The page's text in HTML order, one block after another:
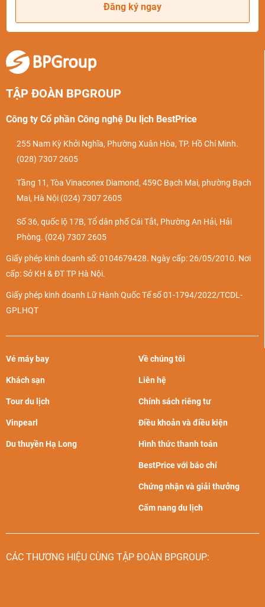
Đăng ký ngay
TẬP ĐOÀN BPGROUP
Công ty Cổ phần Công nghệ Du lịch BestPrice
255 Nam Kỳ Khởi Nghĩa, Phường Xuân Hòa, TP. Hồ Chí Minh.
(028) 7307 2605
Tầng 11, Tòa Vinaconex Diamond, 459C Bạch Mai, phường Bạch
Mai, Hà Nội (024) 7307 2605
Số 36, quốc lộ 17B, Tổ dân phố Cái Tắt, Phường An Hải, Hải
Phòng. (024) 7307 2605
Giấy phép kinh doanh số: 0104679428. Ngày cấp: 26/05/2010. Nơi
cấp: Sở KH & ĐT TP Hà Nội.
Giấy phép kinh doanh Lữ Hành Quốc Tế số 01-1794/2022/TCDL-
GPLHQT
Vé máy bay
Khách sạn
Tour du lịch
Vinpearl
Du thuyền Hạ Long
Về chúng tôi
Liên hệ
Chính sách riêng tư
Điều khoản và điều kiện
Hình thức thanh toán
BestPrice với báo chí
Chứng nhận và giải thưởng
Cẩm nang du lịch
CÁC THƯƠNG HIỆU CÙNG TẬP ĐOÀN BPGROUP: